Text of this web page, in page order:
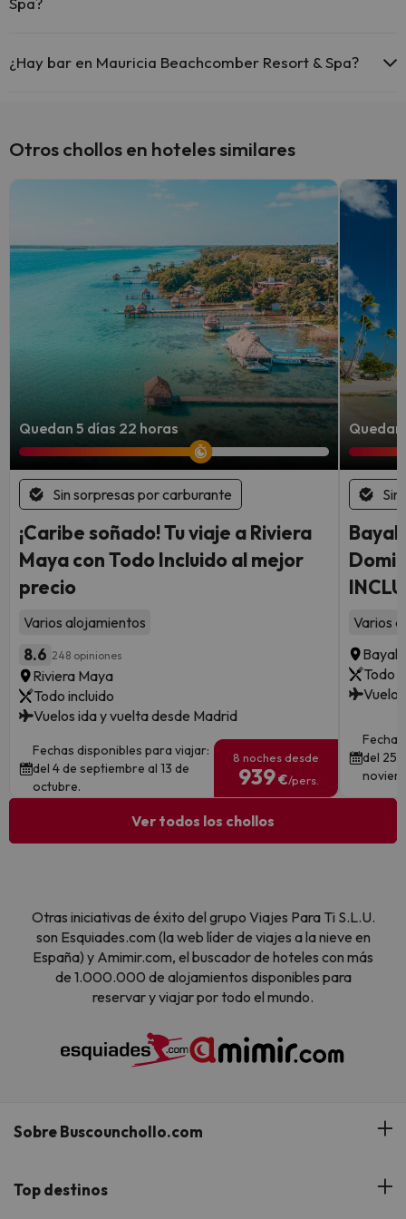
¿Hay bar en Mauricia Beachcomber Resort & Spa?
Otros chollos en hoteles similares
Quedan 5 días 22 horas
Sin sorpresas por carburante
¡Caribe soñado! Tu viaje a Riviera
Maya con Todo Incluido al mejor
precio
Varios alojamientos
8.6 248 opiniones
Riviera Maya
Todo incluido
Vuelos ida y vuelta desde Madrid
Fechas disponibles para viajar:
del 4 de septiembre al 13 de
octubre.
8 noches desde
939€/pers.
Varios
Todo
del 25
Ver todos los chollos
Otras iniciativas de éxito del grupo Viajes Para Ti S.L.U.
son Esquiades.com (la web líder de viajes a la nieve en
España) y Amimir.com, el buscador de hoteles con más
de 1.000.000 de alojamientos disponibles para
reservar y viajar por todo el mundo.
Sobre Buscounchollo.com
¿Quiénes somos?
Top destinos